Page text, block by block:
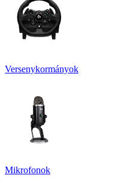
Versenykormányok
Mikrofonok